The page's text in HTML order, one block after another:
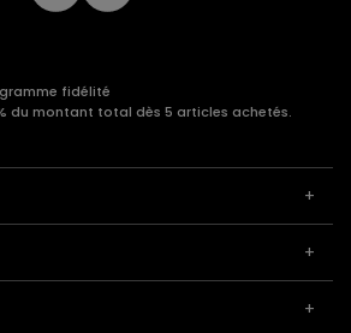
fidélité
du montant total dès 5 articles achetés.